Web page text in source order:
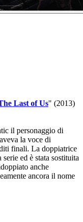
Last of Us" (2013)
il personaggio di
la voce di
finali. La doppiatrice
ed è stata sostituita
anche
ancora il nome